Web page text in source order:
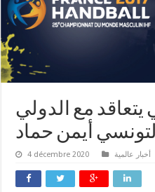
يتعاقد مع الدولي
أيمن حماد
4 décembre 2020 أخبار عالمية